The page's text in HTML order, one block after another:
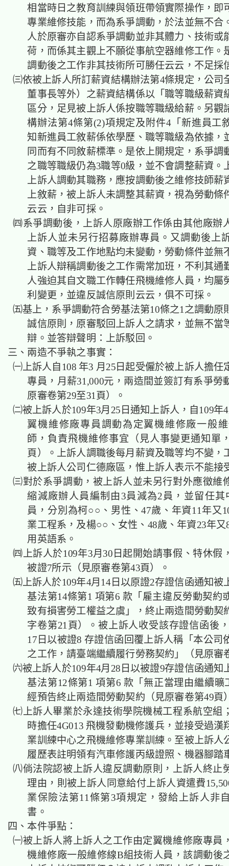
相當時日之教育訓練與領班帶領實際操作，即
專業維修技能，而為系爭調動，於法並無不合
人於原審亦自認系爭調動並非其體力、技術或
荷，而係其主觀上不願從事航空器維修工作。
調動後之工作非其技術所可勝任云云，不足採
㈢依被上訴人所訂薪資結構辦法第4條規定，公司
董事長等外）之薪資結構係以「職等職級薪資
區分，足見被上訴人係按職等職級給薪。另觀
構辦法第4條第(2)項規定及附件4「新進員工
知新進員工敘薪係依學歷、職等職級為依據，
同而有不同敘薪標準。是依上開規定，系爭調
之職等職級仍為3職等0級，並不會調整薪資。
上訴人調動其職務，應按調動後之維修技師薪
上敘薪，被上訴人未調整其薪資，視為勞動條
云云，自非可採。
㈣系爭調動後，上訴人原廠辦工作係由其他廠辦
上訴人並未另行招募廠辦專員。又調動後上
資、職等及工作地點均未變動，勞動條件並無
上訴人辯稱調動後之工作需常加班，不利其通
人強迫其自文職工作轉任飛機維修人員，均屬
利變更，並違反誠信原則云云，俱不可採。
㈤基上，系爭調動符合勞基法第10條之1之調動原
誠信原則，原審駁回上訴人之請求，並無不當
辯。並答辯聲明：上訴駁回。
三、兩造不爭執之事實：
㈠上訴人自108 年3 月25日起受僱於被上訴人擔任
專員，月薪31,000元，兩造間並簽訂有系爭勞
原審卷第29至31頁）。
㈡被上訴人於109年3月25日通知上訴人，自109年
翼機維修廠專員調動為定翼機維修廠一般
師，負責飛機維修事宜（見人事變更通知單
頁）。上訴人調職後每月薪資及職等均不變，
被上訴人公司仁德廠區，惟上訴人表示不能接
㈢對於系爭調動，被上訴人並未另行對外應徵維
縮減廠辦人員編制由3員減為2員，並留任其
員，分別為柯○○、男性、47歲、年資11年又
業工程系，及楊○○、女性、48歲、年資23年又
用英語系。
㈣上訴人於109年3月30日起開始請事假、特休假
被證7所示（見原審卷第43頁）。
㈤上訴人於109年4月14日以原證2存證信函通知被
基法第14條第1 項第6 款「雇主違反勞動契約
致有損害勞工權益之虞」，終止兩造間勞動契
字卷第21頁）。被上訴人收受該存證信函後
17日以被證8 存證信函回覆上訴人稱「本公司
之工作，請臺端繼續履行勞務契約」（見原審
㈥被上訴人於109年4月28日以被證9存證信函通知
基法第12條第1 項第6 款「無正當理由繼續曠
經預告終止兩造間勞動契約（見原審卷第49頁
㈦上訴人畢業於永達技術學院機械工程系航空組
時擔任4G013 飛機發動機修護兵，並接受過漢
業訓練中心之飛機維修專業訓練。至被上訴人
履歷表註明領有汽車修護丙級證照、機器腳踏
㈧倘法院認被上訴人違反調動原則，上訴人終止
理由，則被上訴人同意給付上訴人資遣費
業保險法第11條第3項規定，發給上訴人非
書。
四、本件爭點：
㈠被上訴人將上訴人之工作由定翼機維修廠專員
機維修廠一般維修線B組技術人員，該調動後